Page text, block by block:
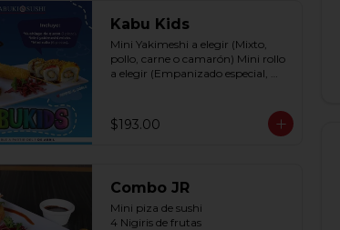
Kabu Kids
Mini Yakimeshi a elegir (Mixto,
pollo, carne o camarón) Mini rollo
a elegir (Empanizado especial,
$193.00
Combo JR
Mini piza de sushi
4 Nigiris de frutas